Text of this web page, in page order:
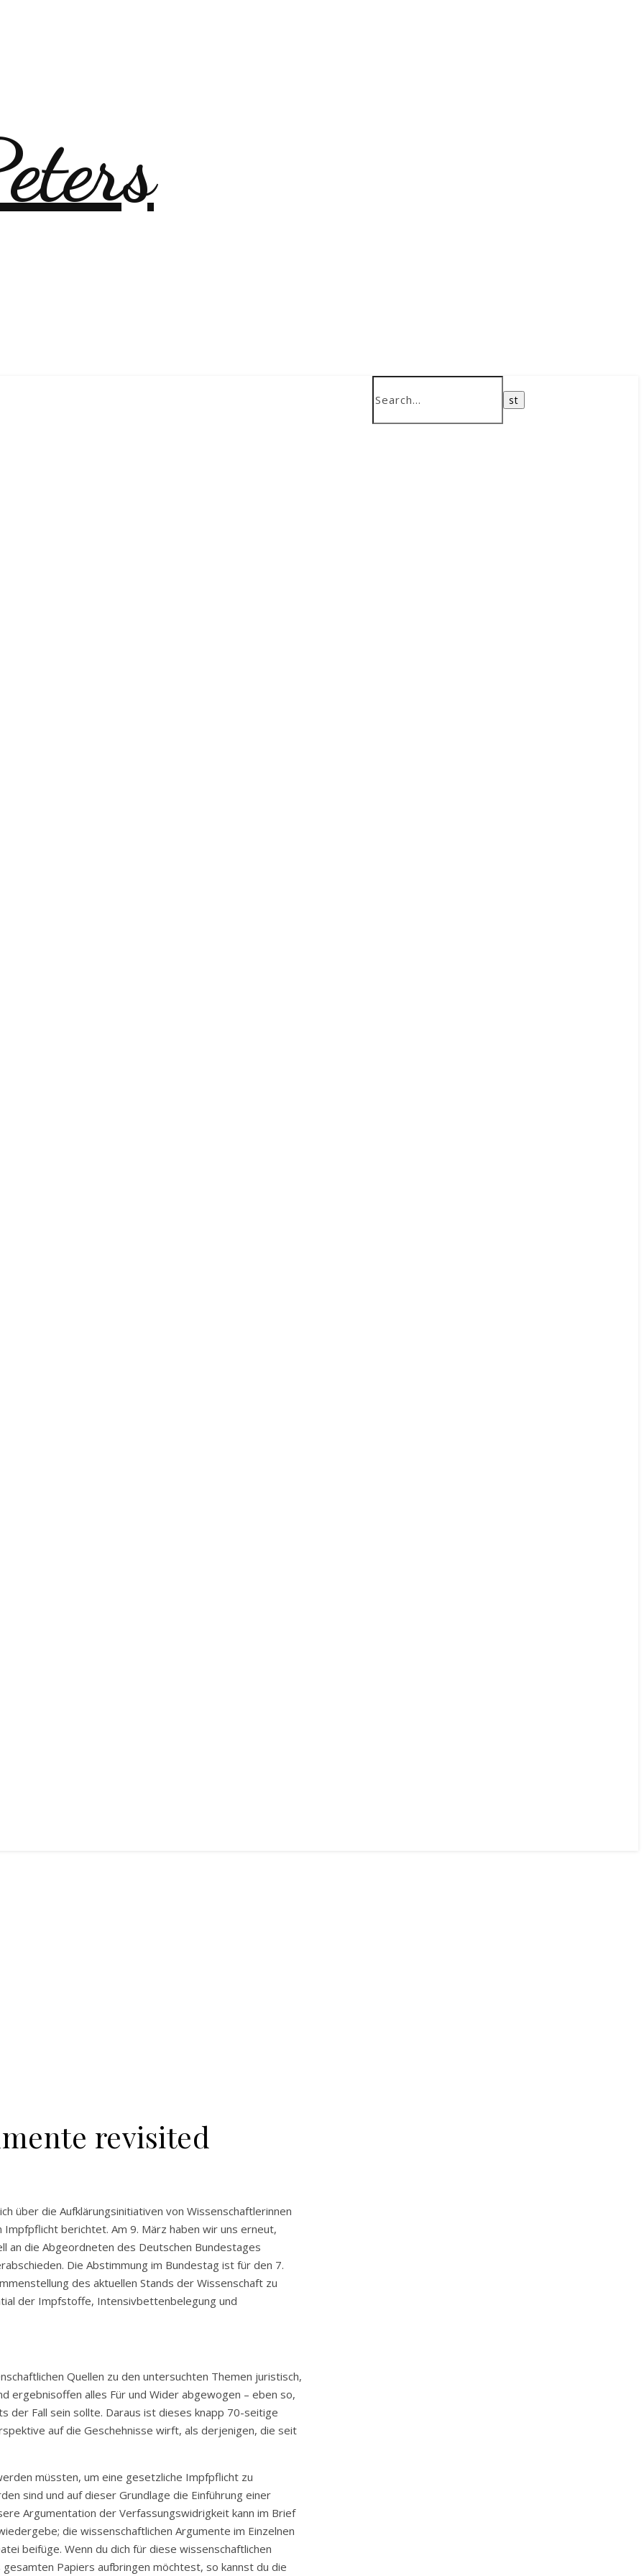
revisited
über die Aufklärungsinitiativen von Wissenschaftlerinnen
berichtet. Am 9. März haben wir uns erneut,
an die Abgeordneten des Deutschen Bundestages
Die Abstimmung im Bundestag ist für den 7.
des aktuellen Stands der Wissenschaft zu
der Impfstoffe, Intensivbettenbelegung und
Quellen zu den untersuchten Themen juristisch,
ergebnisoffen alles Für und Wider abgewogen – eben so,
der Fall sein sollte. Daraus ist dieses knapp 70-seitige
auf die Geschehnisse wirft, als derjenigen, die seit
müssten, um eine gesetzliche Impfpflicht zu
sind und auf dieser Grundlage die Einführung einer
Argumentation der Verfassungswidrigkeit kann im Brief
die wissenschaftlichen Argumente im Einzelnen
beifüge. Wenn du dich für diese wissenschaftlichen
Papiers aufbringen möchtest, so kannst du die